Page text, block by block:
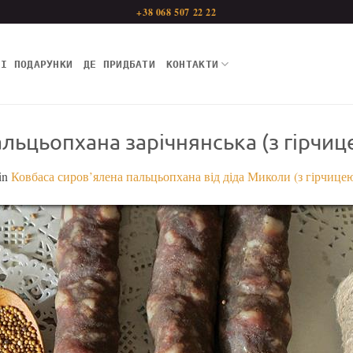
+38 068 507 22 22
ПОДАРУНКИ ДЕ ПРИДБАТИ КОНТАКТИ
зарічнянська (з
Ковбаса сиров’ялена пальцьопхана від діда Миколи (з